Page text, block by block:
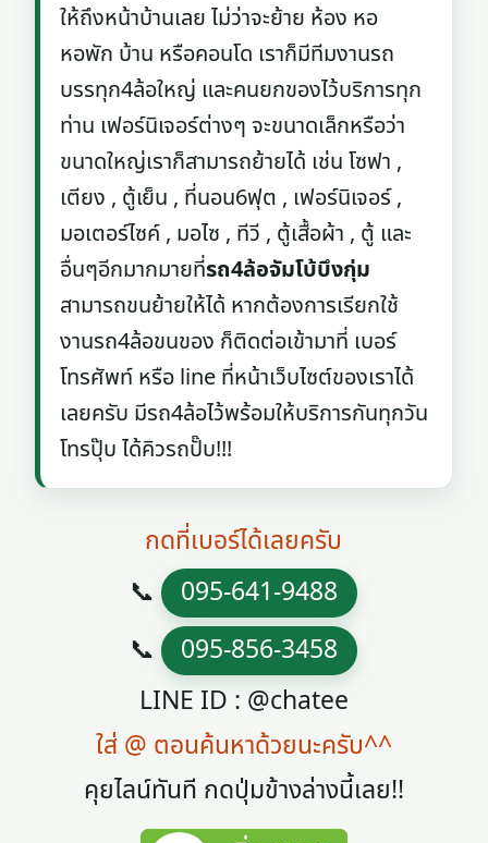
ให้ถึงหน้าบ้านเลย ไม่ว่าจะย้าย ห้อง หอ
หอพัก บ้าน หรือคอนโด เราก็มีทีมงานรถ
บรรทุก4ล้อใหญ่ และคนยกของไว้บริการทุก
ท่าน เฟอร์นิเจอร์ต่างๆ จะขนาดเล็กหรือว่า
ขนาดใหญ่เราก็สามารถย้ายได้ เช่น โซฟา ,
เตียง , ตู้เย็น , ที่นอน6ฟุต , เฟอร์นิเจอร์ ,
มอเตอร์ไซค์ , มอไซ , ทีวี , ตู้เสื้อผ้า , ตู้ และ
อื่นๆอีกมากมายที่รถ4ล้อจัมโบ้บึงกุ่ม
สามารถขนย้ายให้ได้ หากต้องการเรียกใช้
งานรถ4ล้อขนของ ก็ติดต่อเข้ามาที่ เบอร์
โทรศัพท์ หรือ line ที่หน้าเว็บไซต์ของเราได้
เลยครับ มีรถ4ล้อไว้พร้อมให้บริการกันทุกวัน
โทรปุ๊บ ได้คิวรถปั๊บ!!!
กดที่เบอร์ได้เลยครับ
📞 095-641-9488
📞 095-856-3458
LINE ID : @chatee
ใส่ @ ตอนค้นหาด้วยนะครับ^^
คุยไลน์ทันที กดปุ่มข้างล่างนี้เลย!!